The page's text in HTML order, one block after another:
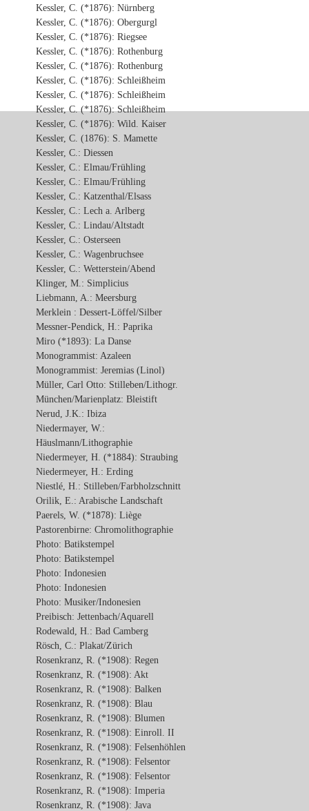
Kessler, C. (*1876): Nürnberg
Kessler, C. (*1876): Obergurgl
Kessler, C. (*1876): Riegsee
Kessler, C. (*1876): Rothenburg
Kessler, C. (*1876): Rothenburg
Kessler, C. (*1876): Schleißheim
Kessler, C. (*1876): Schleißheim
Kessler, C. (*1876): Schleißheim
Kessler, C. (*1876): Wild. Kaiser
Kessler, C. (1876): S. Mamette
Kessler, C.: Diessen
Kessler, C.: Elmau/Frühling
Kessler, C.: Elmau/Frühling
Kessler, C.: Katzenthal/Elsass
Kessler, C.: Lech a. Arlberg
Kessler, C.: Lindau/Altstadt
Kessler, C.: Osterseen
Kessler, C.: Wagenbruchsee
Kessler, C.: Wetterstein/Abend
Klinger, M.: Simplicius
Liebmann, A.: Meersburg
Merklein : Dessert-Löffel/Silber
Messner-Pendick, H.: Paprika
Miro (*1893): La Danse
Monogrammist: Azaleen
Monogrammist: Jeremias (Linol)
Müller, Carl Otto: Stilleben/Lithogr.
München/Marienplatz: Bleistift
Nerud, J.K.: Ibiza
Niedermayer, W.:
Häuslmann/Lithographie
Niedermeyer, H. (*1884): Straubing
Niedermeyer, H.: Erding
Niestlé, H.: Stilleben/Farbholzschnitt
Orilik, E.: Arabische Landschaft
Paerels, W. (*1878): Liège
Pastorenbirne: Chromolithographie
Photo: Batikstempel
Photo: Batikstempel
Photo: Indonesien
Photo: Indonesien
Photo: Musiker/Indonesien
Preibisch: Jettenbach/Aquarell
Rodewald, H.: Bad Camberg
Rösch, C.: Plakat/Zürich
Rosenkranz, R. (*1908): Regen
Rosenkranz, R. (*1908): Akt
Rosenkranz, R. (*1908): Balken
Rosenkranz, R. (*1908): Blau
Rosenkranz, R. (*1908): Blumen
Rosenkranz, R. (*1908): Einroll. II
Rosenkranz, R. (*1908): Felsenhöhlen
Rosenkranz, R. (*1908): Felsentor
Rosenkranz, R. (*1908): Felsentor
Rosenkranz, R. (*1908): Imperia
Rosenkranz, R. (*1908): Java